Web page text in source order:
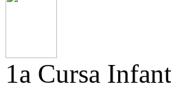
1a Cursa